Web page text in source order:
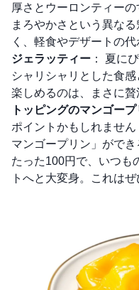
厚さとウーロンティー
まろやかさという異な
く、軽食やデザートの
ジェラッティー ： 夏に
シャリシャリとした食
楽しめるのは、まさに贅
トッピングのマンゴープ
ポイントかもしれませ
マンゴープリン」がで
たった100円で、いつも
トへと大変身。これは